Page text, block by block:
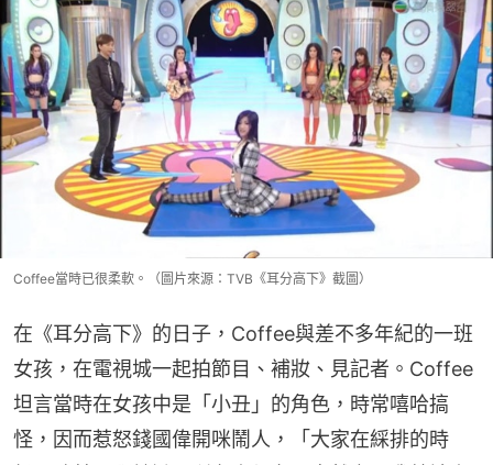
Coffee當時已很柔軟。（圖片來源：TVB《耳分高下》截圖）
在《耳分高下》的日子，Coffee與差不多年紀的一班
女孩，在電視城一起拍節目、補妝、見記者。Coffee
坦言當時在女孩中是「小丑」的角色，時常嘻哈搞
怪，因而惹怒錢國偉開咪鬧人，「大家在綵排的時